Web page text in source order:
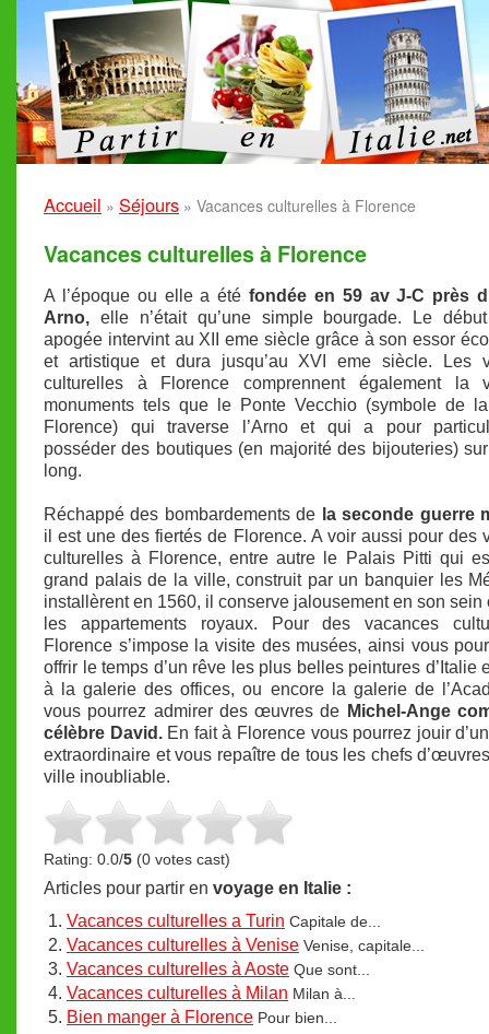
Accueil » Séjours » Vacances culturelles à Florence
Vacances culturelles à Florence
A l’époque ou elle a étéfondée en 59 av J-C près
Arno, elle n’était qu’une simple bourgade. Le
apogée intervint au XII eme siècle grâce à son essor
et artistique et dura jusqu’au XVI eme siècle. Les
culturelles à Florence comprennent également la
monuments tels que le Ponte Vecchio (symbole de
Florence) qui traverse l’Arno et qui a pour
posséder des boutiques (en majorité des bijouteries)
long.
Réchappé des bombardements de la seconde guerre
il est une des fiertés de Florence. A voir aussi pour des
culturelles à Florence, entre autre le Palais Pitti qui
grand palais de la ville, construit par un banquier les
installèrent en 1560, il conserve jalousement en son sein
les appartements royaux. Pour des vacances
Florence s’impose la visite des musées, ainsi vous
offrir le temps d’un rêve les plus belles peintures d’Italie
à la galerie des offices, ou encore la galerie de
vous pourrez admirer des œuvres de Michel-Ange
célèbre David. En fait à Florence vous pourrez jouir
extraordinaire et vous repaître de tous les chefs
ville inoubliable.
Rating: 0.0/5 (0 votes cast)
Articles pour partir en voyage en Italie :
Vacances culturelles a Turin Capitale de...
Vacances culturelles à Venise Venise, capitale...
Vacances culturelles à Aoste Que sont...
Vacances culturelles à Milan Milan à...
Bien manger à Florence Pour bien...